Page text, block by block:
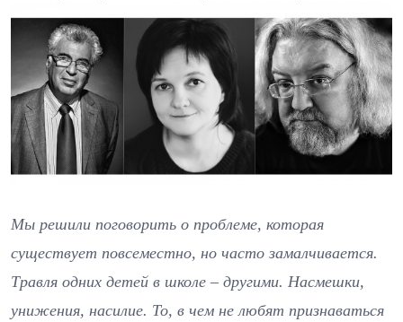
Мы решили поговорить о проблеме, которая
существует повсеместно, но часто замалчивается.
Травля одних детей в школе – другими. Насмешки,
унижения, насилие. То, в чем не любят признаваться